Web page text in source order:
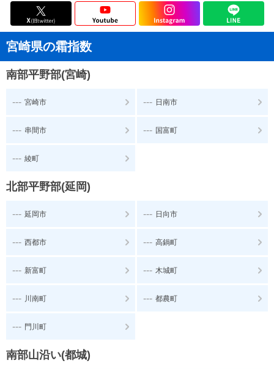
宮崎県の霜指数
南部平野部(宮崎)
--- 宮崎市 --- 日南市
--- 串間市 --- 国富町
--- 綾町
北部平野部(延岡)
--- 延岡市 --- 日向市
--- 西都市 --- 高鍋町
--- 新富町 --- 木城町
--- 川南町 --- 都農町
--- 門川町
南部山沿い(都城)